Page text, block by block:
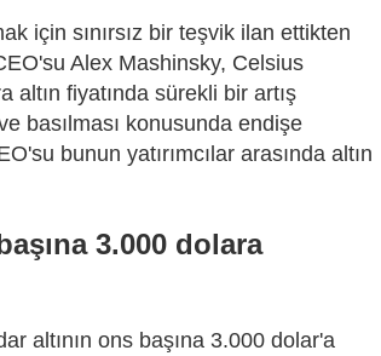
için sınırsız bir teşvik ilan ettikten
Alex Mashinsky, Celsius
fiyatında sürekli bir artış
basılması konusunda endişe
bunun yatırımcılar arasında altın
3.000 dolara
altının ons başına 3.000 dolar'a